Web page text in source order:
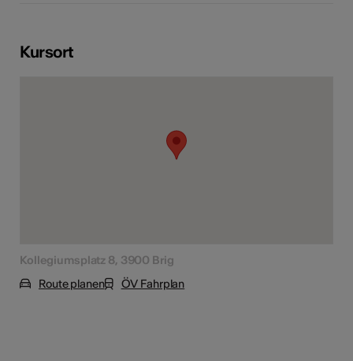
Kursort
Kollegiumsplatz 8, 3900 Brig
Route planen
ÖV Fahrplan